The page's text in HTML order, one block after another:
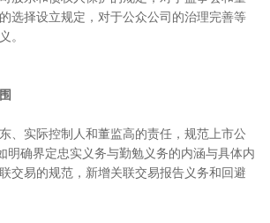
选择设立规定，对于公众公司的治理完善等
。
、实际控制人和董监高的责任，规范上市公
明确界定忠实义务与勤勉义务的内涵与具体内
交易的规范，新增关联交易报告义务和回避